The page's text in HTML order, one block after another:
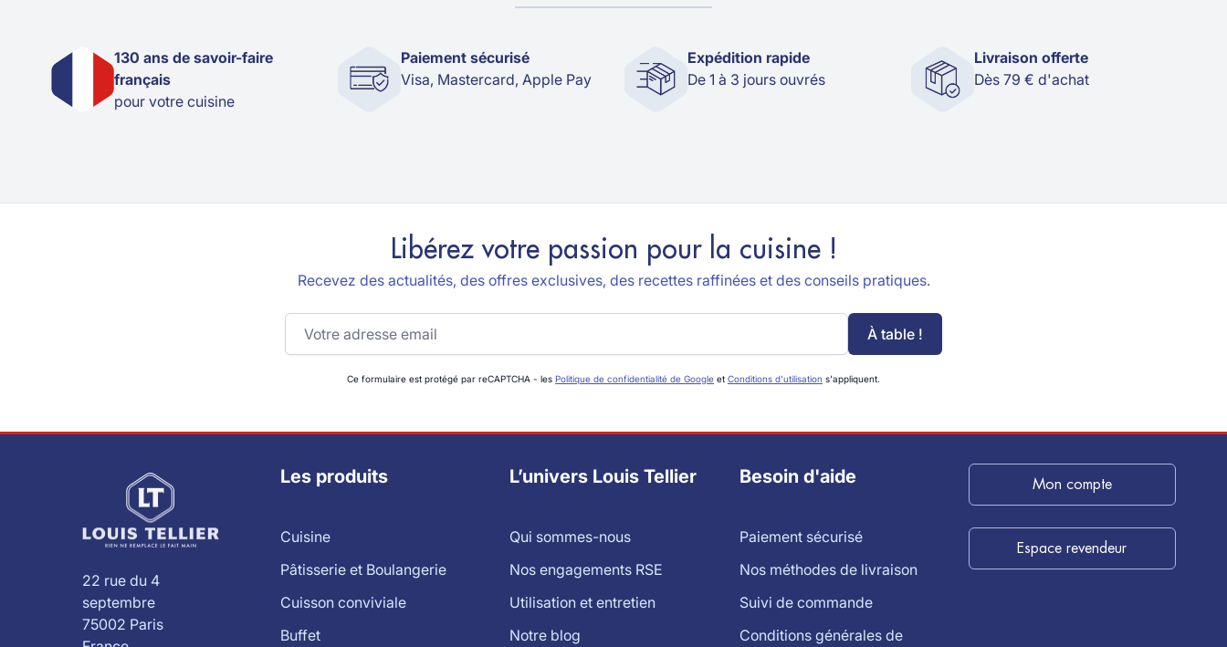
130 ans de savoir-faire
français
pour votre cuisine
Paiement sécurisé
Visa, Mastercard, Apple Pay
Expédition rapide
De 1 à 3 jours ouvrés
Livraison offerte
Dès 79 € d'achat
Libérez votre passion pour la cuisine !
Recevez des actualités, des offres exclusives, des recettes raffinées et des conseils pratiques.
Adresse email
À table !
Ce formulaire est protégé par reCAPTCHA - les Politique de confidentialité de Google et Conditions d'utilisation s'appliquent.
22 rue du 4
septembre
75002 Paris
Les produits
Cuisine
Pâtisserie et Boulangerie
Cuisson conviviale
Buffet
L’univers Louis Tellier
Qui sommes-nous
Nos engagements RSE
Utilisation et entretien
Notre blog
Besoin d'aide
Paiement sécurisé
Nos méthodes de livraison
Suivi de commande
Conditions générales de
Mon compte
Espace revendeur